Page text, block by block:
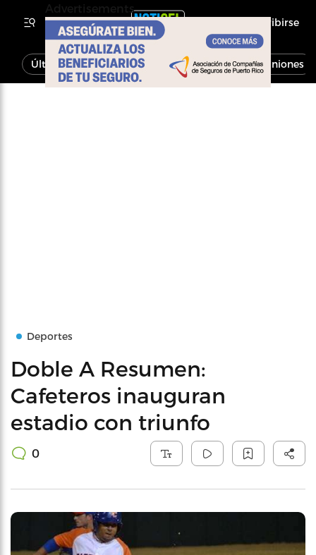
Inscribirse
Última Hora Noticias Economía Opiniones
Deportes
Doble A Resumen:
Cafeteros inauguran
estadio con triunfo
0
Advertisements